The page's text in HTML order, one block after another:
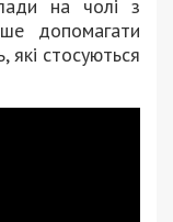
на чолі з
допомагати
стосуються